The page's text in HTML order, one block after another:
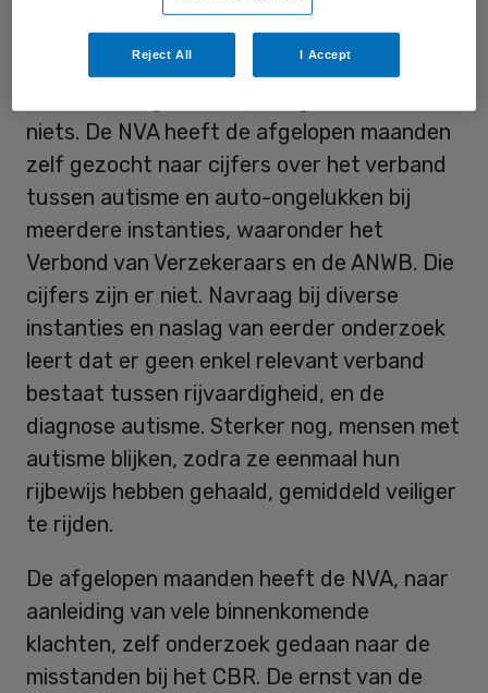
Van het argument dat de extra keuring
nodig is vanuit het oogpunt van
niets. De NVA heeft de afgelopen maanden
zelf gezocht naar cijfers over het verband
tussen autisme en auto-ongelukken bij
meerdere instanties, waaronder het
Verbond van Verzekeraars en de ANWB. Die
cijfers zijn er niet. Navraag bij diverse
instanties en naslag van eerder onderzoek
leert dat er geen enkel relevant verband
bestaat tussen rijvaardigheid, en de
diagnose autisme. Sterker nog, mensen met
autisme blijken, zodra ze eenmaal hun
rijbewijs hebben gehaald, gemiddeld veiliger
te rijden.
De afgelopen maanden heeft de NVA, naar
aanleiding van vele binnenkomende
klachten, zelf onderzoek gedaan naar de
misstanden bij het CBR. De ernst van de
Reject All I Accept